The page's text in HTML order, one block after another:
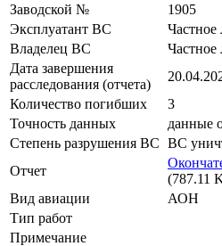
Заводской №
1905
Эксплуатант ВС
Частное
Владелец ВС
Частное
Дата завершения
расследования (отчета)
Количество погибших
3
Точность данных
данные
Степень разрушения ВС ВС
Отчет
(787.11
Вид авиации
АОН
Тип работ
Примечание